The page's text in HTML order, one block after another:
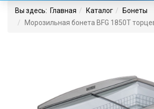
Вы здесь: Главная Каталог
Бонеты
Морозильная бонета BFG 1850T